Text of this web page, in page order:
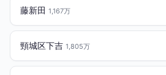
藤新田 1,167万
頸城区下吉 1,805万